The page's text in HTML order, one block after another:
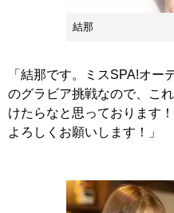
結那
「結那です。ミスSPA!オー
のグラビア挑戦なので、こ
けたらなと思っております
よろしくお願いします！」